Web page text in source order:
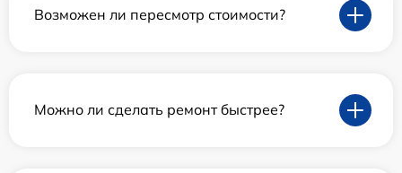
Возможен ли пересмотр стоимости?
Можно ли сделать ремонт быстрее?